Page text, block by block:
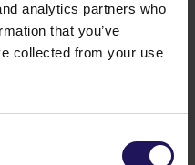
analytics partners who
that you’ve
collected from your use